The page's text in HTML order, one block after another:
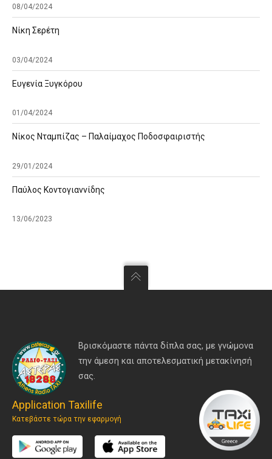
08/04/2024
Νίκη Σερέτη
03/04/2024
Ευγενία Ξυγκόρου
01/04/2024
Νίκος Νταμπίζας – Παλαίμαχος Ποδοσφαιριστής
29/01/2024
Παύλος Κοντογιαννίδης
13/06/2023
Βρισκόμαστε πάντα δίπλα σας, με γνώμονα
την άμεση και αποτελεσματική μετακίνησή
σας.
Application Taxilife
Κατεβάστε τώρα την εφαρμογή